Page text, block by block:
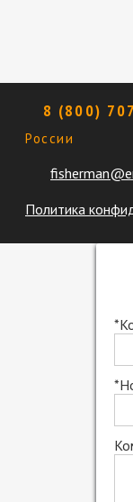
8 (800)
России
Политика